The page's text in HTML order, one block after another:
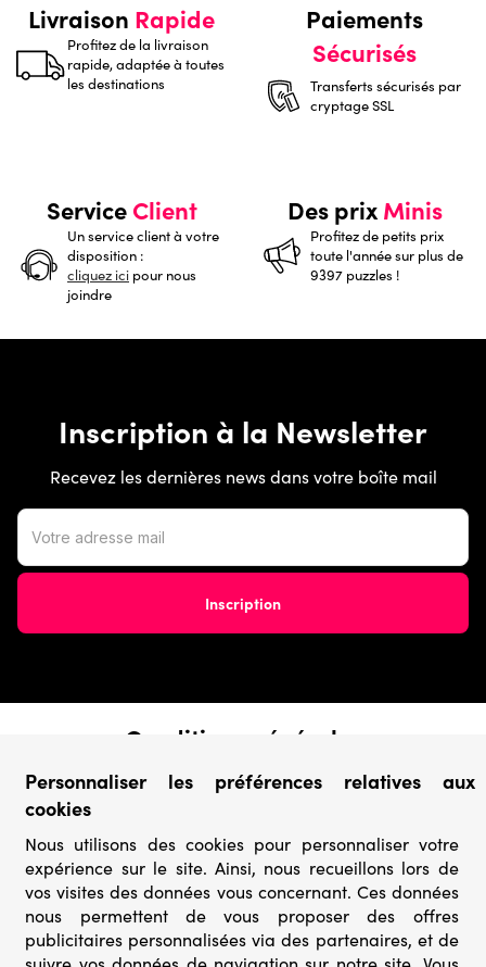
Livraison Rapide
Profitez de la livraison
rapide, adaptée à toutes
les destinations
Paiements
Sécurisés
Transferts sécurisés par
cryptage SSL
ServiceClient
Un service client à votre
disposition :
cliquez ici pour nous
joindre
Des prixMinis
Profitez de petits prix
toute l'année sur plus de
9397 puzzles !
Inscription à la Newsletter
Recevez les dernières news dans votre boîte mail
Conditions générales
› Conditions de vente
› Conditions d’utilisation
› Confidentialité & Protection des Données
› Informations légales
Catégories
› Marques
› Derniers arrivages
Personnaliser les préférences relatives aux
cookies
Nous utilisons des cookies pour personnaliser votre
expérience sur le site. Ainsi, nous recueillons lors de
vos visites des données vous concernant. Ces données
nous permettent de vous proposer des offres
publicitaires personnalisées via des partenaires, et de